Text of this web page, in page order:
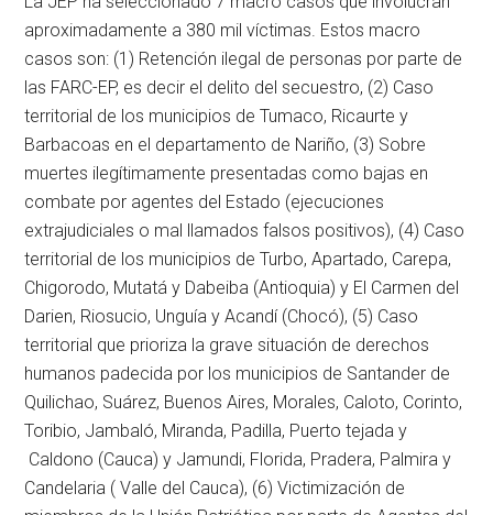
aproximadamente a 380 mil víctimas. Estos macro
casos son: (1) Retención ilegal de personas por parte de
las FARC-EP, es decir el delito del secuestro, (2) Caso
territorial de los municipios de Tumaco, Ricaurte y
Barbacoas en el departamento de Nariño, (3) Sobre
muertes ilegítimamente presentadas como bajas en
combate por agentes del Estado (ejecuciones
extrajudiciales o mal llamados falsos positivos), (4) Caso
territorial de los municipios de Turbo, Apartado, Carepa,
Chigorodo, Mutatá y Dabeiba (Antioquia) y El Carmen del
Darien, Riosucio, Unguía y Acandí (Chocó), (5) Caso
territorial que prioriza la grave situación de derechos
humanos padecida por los municipios de Santander de
Quilichao, Suárez, Buenos Aires, Morales, Caloto, Corinto,
Toribio, Jambaló, Miranda, Padilla, Puerto tejada y
Caldono (Cauca) y Jamundi, Florida, Pradera, Palmira y
Candelaria ( Valle del Cauca), (6) Victimización de